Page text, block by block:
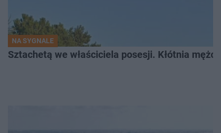
NA SYGNALE
Sztachetą we właściciela posesji. Kłótnia